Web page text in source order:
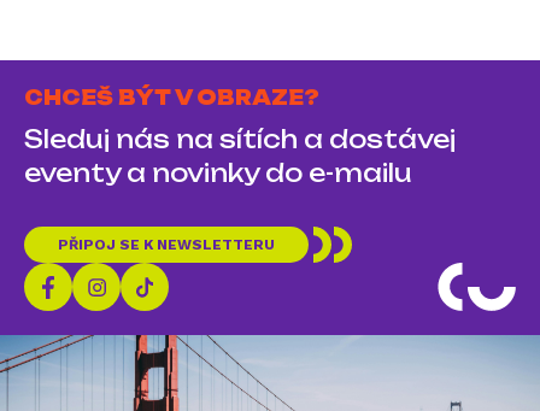
CHCEŠ BÝT V OBRAZE?
Sleduj nás na sítích a dostávej
eventy a novinky do e-mailu
PŘIPOJ SE K NEWSLETTERU